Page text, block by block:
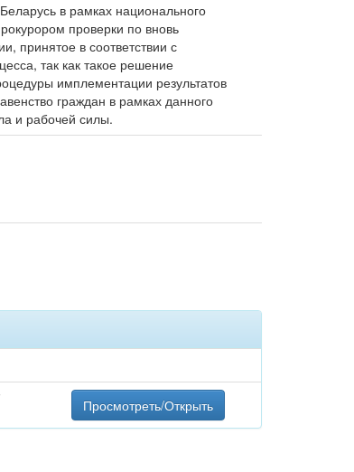
в рамках национального
проверки по вновь
принятое в соответствии с
так как такое решение
имплементации результатов
граждан в рамках данного
и рабочей силы.
Просмотреть/Открыть